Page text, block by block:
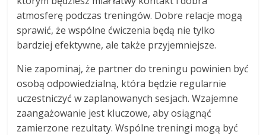
atmosferę podczas treningów. Dobre relacje mogą
sprawić, że wspólne ćwiczenia będą nie tylko
bardziej efektywne, ale także przyjemniejsze.
Nie zapominaj, że partner do treningu powinien być
osobą odpowiedzialną, która będzie regularnie
uczestniczyć w zaplanowanych sesjach. Wzajemne
zaangażowanie jest kluczowe, aby osiągnąć
zamierzone rezultaty. Wspólne treningi mogą być